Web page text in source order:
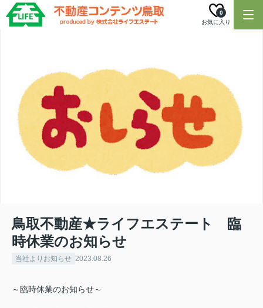
お気に入り
0
鳥取不動産★ライフエステート 臨
時休業のお知らせ
当社よりお知らせ 2023.08.26
～臨時休業のお知らせ～